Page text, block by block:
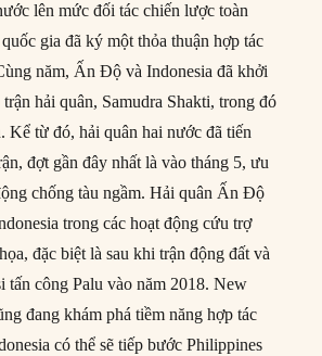
lên mức đối tác chiến lược toàn
gia đã ký một thỏa thuận hợp tác
năm, Ấn Độ và Indonesia đã khởi
hải quân, Samudra Shakti, trong đó
Kể từ đó, hải quân hai nước đã tiến
đợt gần đây nhất là vào tháng 5, ưu
chống tàu ngầm. Hải quân Ấn Độ
trong các hoạt động cứu trợ
đặc biệt là sau khi trận động đất và
tấn công Palu vào năm 2018. New
đang khám phá tiềm năng hợp tác
có thể sẽ tiếp bước Philippines